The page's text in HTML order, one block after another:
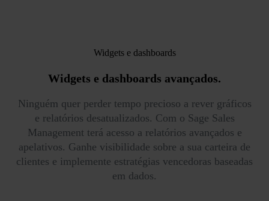
Widgets e dashboards
Widgets e dashboards avançados.
Ninguém quer perder tempo precioso a rever gráficos
e relatórios desatualizados. Com o Sage Sales
Management terá acesso a relatórios avançados e
apelativos. Ganhe visibilidade sobre a sua carteira de
clientes e implemente estratégias vencedoras baseadas
em dados.